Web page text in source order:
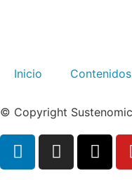
Inicio Contenidos
© Copyright